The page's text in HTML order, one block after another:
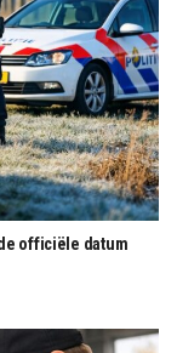
officiële datum